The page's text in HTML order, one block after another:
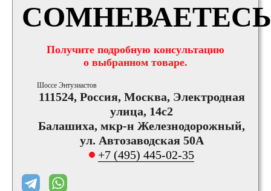
Получите подробную консультацию
о выбранном товаре.
Шоссе Энтузиастов
111524, Россия, Москва, Электродная
улица, 14с2
Балашиха, мкр-н Железнодорожный,
ул. Автозаводская 50А
+7 (495) 445-02-35